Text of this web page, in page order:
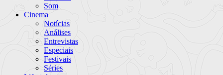
Som
Cinema
Notícias
Análises
Entrevistas
Especiais
Festivais
Séries